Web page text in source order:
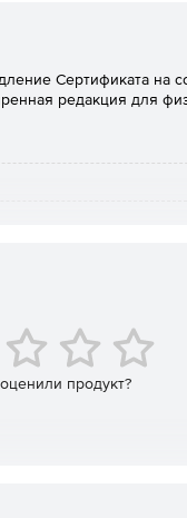
и трансформируемых
Поддерживаются
репликация и
резервных копий и
Сертификата на
редакция для
продукт?